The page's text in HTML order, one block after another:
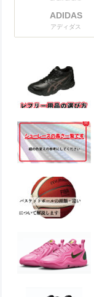
ADIDAS
アディダス